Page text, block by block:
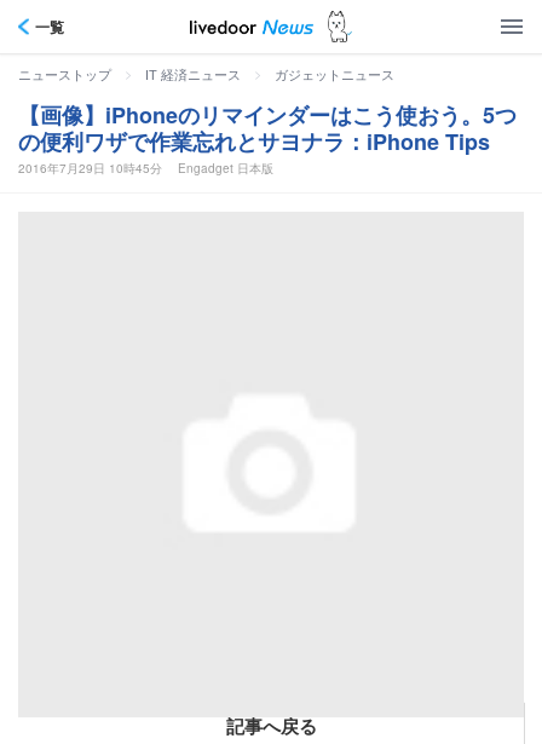
一覧
ニューストップ > IT 経済ニュース > ガジェットニュース
【画像】iPhoneのリマインダーはこう使おう。5つ
の便利ワザで作業忘れとサヨナラ：iPhone Tips
2016年7月29日 10時45分 Engadget 日本版
記事へ戻る